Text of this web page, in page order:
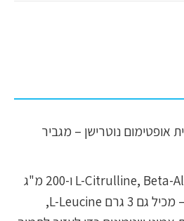
אופטימום נוטרישן – מגביר
הפורמולה מכילה L-Citrulline, Beta-Alanine ו-200 מ"ג
קפאין ממקורות טבעיים – מכיל גם 3 גרם L-Leucine,